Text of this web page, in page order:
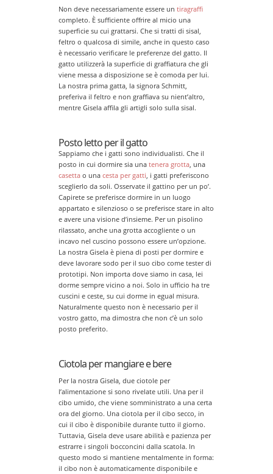
Non deve necessariamente essere untiragraffi
completo. È sufficiente offrire al micio una
superficie su cui grattarsi. Che si tratti di sisal,
feltro o qualcosa di simile, anche in questo caso
è necessario verificare le preferenze del gatto. Il
gatto utilizzerà la superficie di graffiatura che gli
viene messa a disposizione se è comoda per lui.
La nostra prima gatta, la signora Schmitt,
preferiva il feltro e non graffiava su nient’altro,
mentre Gisela affila gli artigli solo sulla sisal.
Posto letto per il gatto
Sappiamo che i gatti sono individualisti. Che il
posto in cui dormire sia unatenera grotta, una
casetta o unacesta per gatti, i gatti preferiscono
sceglierlo da soli. Osservate il gattino per un po’.
Capirete se preferisce dormire in un luogo
appartato e silenzioso o se preferisce stare in alto
e avere una visione d’insieme. Per un pisolino
rilassato, anche una grotta accogliente o un
incavo nel cuscino possono essere un’opzione.
La nostra Gisela è piena di posti per dormire e
deve lavorare sodo per il suo cibo come tester di
prototipi. Non importa dove siamo in casa, lei
dorme sempre vicino a noi. Solo in ufficio ha tre
cuscini e ceste, su cui dorme in egual misura.
Naturalmente questo non è necessario per il
vostro gatto, ma dimostra che non c’è un solo
posto preferito.
Ciotola per mangiare e bere
Per la nostra Gisela, due ciotole per
l’alimentazione si sono rivelate utili. Una per il
cibo umido, che viene somministrato a una certa
ora del giorno. Una ciotola per il cibo secco, in
cui il cibo è disponibile durante tutto il giorno.
Tuttavia, Gisela deve usare abilità e pazienza per
estrarre i singoli bocconcini dalla scatola. In
questo modo si mantiene mentalmente in forma:
il cibo non è automaticamente disponibile e